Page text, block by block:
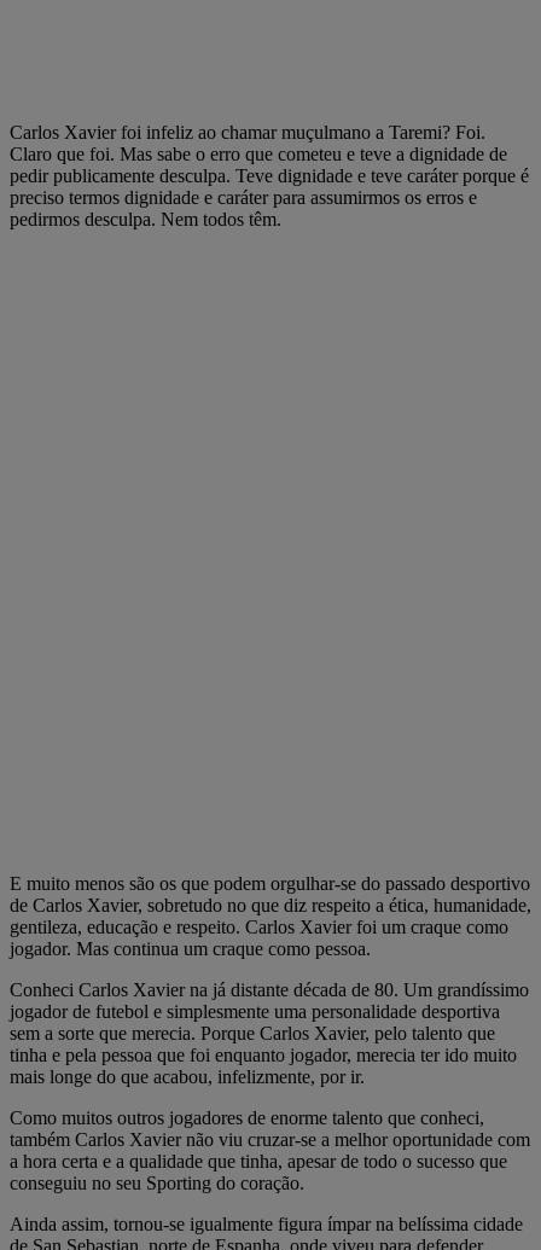
Carlos Xavier foi infeliz ao chamar muçulmano a Taremi? Foi.
Claro que foi. Mas sabe o erro que cometeu e teve a dignidade de
pedir publicamente desculpa. Teve dignidade e teve caráter porque é
preciso termos dignidade e caráter para assumirmos os erros e
pedirmos desculpa. Nem todos têm.
E muito menos são os que podem orgulhar-se do passado desportivo
de Carlos Xavier, sobretudo no que diz respeito a ética, humanidade,
gentileza, educação e respeito. Carlos Xavier foi um craque como
jogador. Mas continua um craque como pessoa.
Conheci Carlos Xavier na já distante década de 80. Um grandíssimo
jogador de futebol e simplesmente uma personalidade desportiva
sem a sorte que merecia. Porque Carlos Xavier, pelo talento que
tinha e pela pessoa que foi enquanto jogador, merecia ter ido muito
mais longe do que acabou, infelizmente, por ir.
Como muitos outros jogadores de enorme talento que conheci,
também Carlos Xavier não viu cruzar-se a melhor oportunidade com
a hora certa e a qualidade que tinha, apesar de todo o sucesso que
conseguiu no seu Sporting do coração.
Ainda assim, tornou-se igualmente figura ímpar na belíssima cidade
de San Sebastian, norte de Espanha, onde viveu para defender